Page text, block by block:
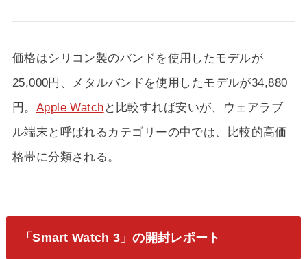
価格はシリコン製のバンドを使用したモデルが
25,000円、メタルバンドを使用したモデルが34,880
円。 Apple Watch と比較すれば安いが、ウェアラブ
ル端末と呼ばれるカテゴリーの中では、比較的高価
格帯に分類される。
「Smart Watch 3」の開封レポート